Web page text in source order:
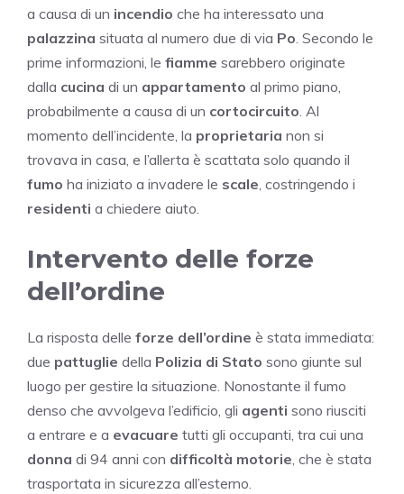
a causa di un incendio che ha interessato una
palazzina situata al numero due di via Po. Secondo le
prime informazioni, le fiamme sarebbero originate
dalla cucina di un appartamento al primo piano,
probabilmente a causa di un cortocircuito. Al
momento dell’incidente, la proprietaria non si
trovava in casa, e l’allerta è scattata solo quando il
fumo ha iniziato a invadere le scale, costringendo i
residenti a chiedere aiuto.
Intervento delle forze
dell’ordine
La risposta delle forze dell’ordine è stata immediata:
due pattuglie della Polizia di Stato sono giunte sul
luogo per gestire la situazione. Nonostante il fumo
denso che avvolgeva l’edificio, gli agenti sono riusciti
a entrare e a evacuare tutti gli occupanti, tra cui una
donna di 94 anni con difficoltà motorie, che è stata
trasportata in sicurezza all’esterno.